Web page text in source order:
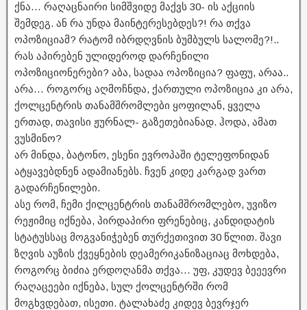
ქნა… რაღაცნაირი სიმშვიდე მაქვს 30- ის აქციის
შემდეგ. ან რა უნდა მაინტერესებდეს?! რა თქვა
ოპოზიციამ? რატომ იბრდღვნის ბუმბულს სალომე?!..
რას აპირებენ ულიდეროდ დარჩენილი
ოპოზიციონერები? აბა, სადაა ოპოზიცია? ფაფუ, არაა..
არა… როგორც აღმოჩნდა, ქართული ოპოზიცია კი არა,
ქოლცენტრის თანამშრომლები ყოფილან, ყველა
ერთად, თავისი ჟურნალ- გაზეთებიანად. ჰოდა, ამათ
ვუსმინო?
არ მინდა, ბატონო, ესენი ევროპაში ტელეფონიდან
ატყავებდნენ ადამიანებს. ჩვენ კიდე კარგად ვართ
გადარჩენილები.
ასე რომ, ჩემი ქილცენტრის თანამშრომლებო, უვიზო
რეჟიმიც იქნება, პირდაპირი ფრენებიც, კანდიდატის
სტატუსსაც მოგვანიჭებენ თურქეთივით 30 წლით. შავი
ზღვის აუზის ქვეყნების დეამერიკანიზაციაც მოხდება,
როგორც ბიძია ერდოღანმა თქვა… უფ, კუდევ ბეეევრი
რაღაცეები იქნება, სულ ქოლცენტრში რომ
მოგხვდებათ, ისეთი. ტალახაძე კიდევ ბევრჯერ